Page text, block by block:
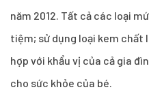
năm 2012. Tất cả các loại
tiệm; sử dụng loại kem chất
hợp với khẩu vị của cả gia
cho sức khỏe của bé.